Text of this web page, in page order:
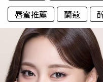
唇蜜推薦
蘭蔻